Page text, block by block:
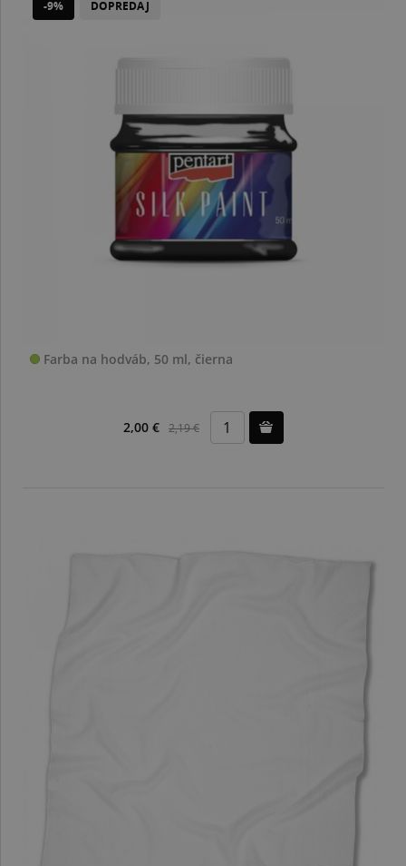
-9% DOPREDAJ
Farba na hodváb, 50 ml, čierna
2,00 € 2,19 €